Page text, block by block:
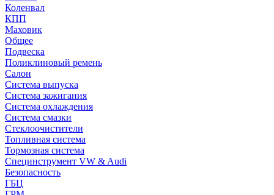
Коленвал
КПП
Маховик
Общее
Подвеска
Поликлиновый ремень
Салон
Система выпуска
Система зажигания
Система охлаждения
Система смазки
Стеклоочистители
Топливная система
Тормозная система
Специнструмент VW & Audi
Безопасность
ГБЦ